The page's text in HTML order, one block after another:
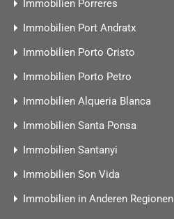
Immobilien Porreres
Immobilien Port Andratx
Immobilien Porto Cristo
Immobilien Porto Petro
Immobilien Alqueria Blanca
Immobilien Santa Ponsa
Immobilien Santanyi
Immobilien Son Vida
Immobilien in Anderen Regionen